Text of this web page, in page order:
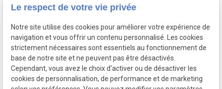
Accueil
Le cabinet
Droit du travail
Fonction Publique
Droit pénal routier
Droit pénal
Actualités
Le respect de votre vie privée
Notre site utilise des cookies pour améliorer votre expérience de
navigation et vous offrir un contenu personnalisé. Les cookies
strictement nécessaires sont essentiels au fonctionnement de
base de notre site et ne peuvent pas être désactivés.
Cependant, vous avez le choix d'activer ou de désactiver les
cookies de personnalisation, de performance et de marketing